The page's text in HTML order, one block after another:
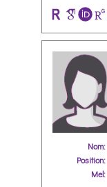
Nom:
Position:
Mel: